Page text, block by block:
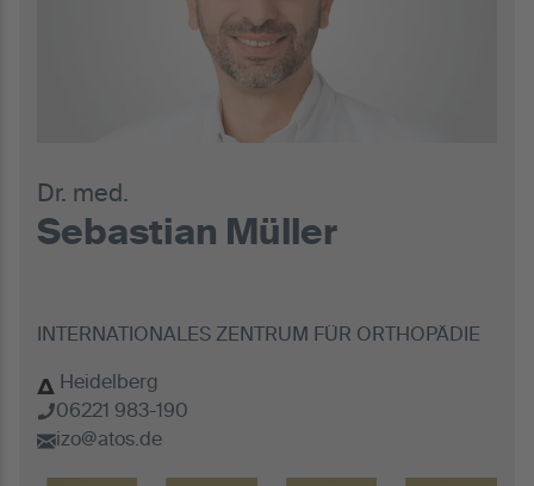
Dr. med.
Sebastian Müller
INTERNATIONALES ZENTRUM FÜR ORTHOPÄDIE
Heidelberg
06221 983-190
izo@atos.de